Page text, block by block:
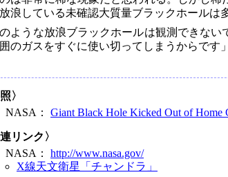
浪している未確認大質量ブラックホールは
のような放浪ブラックホールは観測できな
のガスをすぐに使い切ってしまうからです
〉
NASA： Giant Black Hole Kicked Out of Home
連リンク〉
NASA： http://www.nasa.gov/
X線天文衛星「チャンドラ」